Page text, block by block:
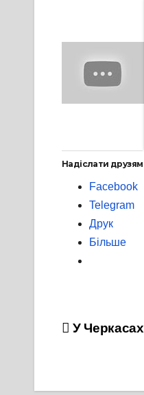
Надіслати друзям
Facebook
Telegram
Друк
Більше
У